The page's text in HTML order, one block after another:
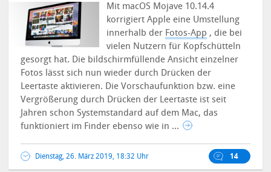
Mit macOS Mojave 10.14.4
korrigiert Apple eine Umstellung
innerhalb der Fotos-App , die bei
vielen Nutzern für Kopfschütteln
gesorgt hat. Die bildschirmfüllende Ansicht einzelner
Fotos lässt sich nun wieder durch Drücken der
Leertaste aktivieren. Die Vorschaufunktion bzw. eine
Vergrößerung durch Drücken der Leertaste ist seit
Jahren schon Systemstandard auf dem Mac, das
funktioniert im Finder ebenso wie in ...
Dienstag, 26. März 2019, 18:32 Uhr 14